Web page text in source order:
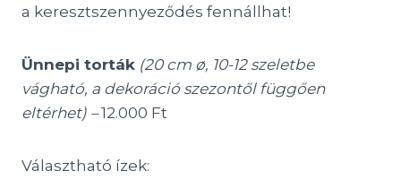
a keresztszennyeződés fennállhat!
Ünnepi torták (20 cm ø, 10-12 szeletbe
vágható, a dekoráció szezontől függően
eltérhet) –12.000 Ft
Választható ízek: